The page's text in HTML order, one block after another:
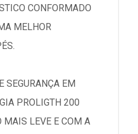
CONFORMADO
MELHOR
SEGURANÇA EM
PROLIGTH 200
MAIS LEVE E COM A